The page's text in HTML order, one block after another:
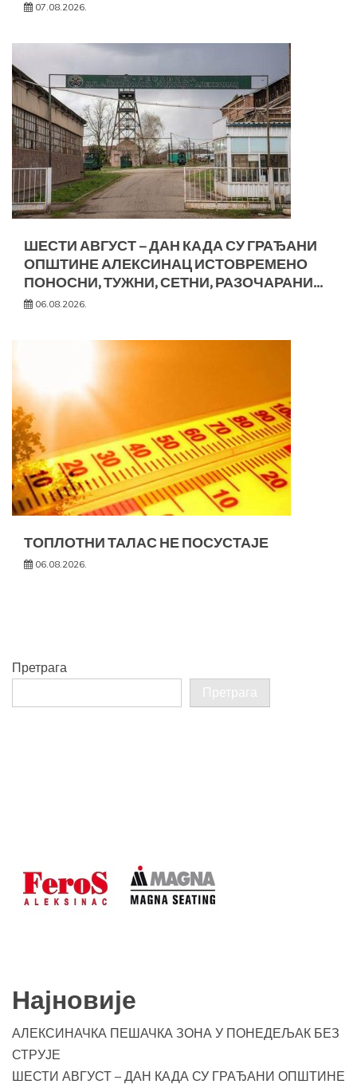
07.08.2026.
ШЕСТИ АВГУСТ – ДАН КАДА СУ ГРАЂАНИ
ОПШТИНЕ АЛЕКСИНАЦ ИСТОВРЕМЕНО
ПОНОСНИ, ТУЖНИ, СЕТНИ, РАЗОЧАРАНИ…
06.08.2026.
ТОПЛОТНИ ТАЛАС НЕ ПОСУСТАЈЕ
06.08.2026.
Претрага
Претрага
Најновије
АЛЕКСИНАЧКА ПЕШАЧКА ЗОНА У ПОНЕДЕЉАК БЕЗ
СТРУЈЕ
ШЕСТИ АВГУСТ – ДАН КАДА СУ ГРАЂАНИ ОПШТИНЕ